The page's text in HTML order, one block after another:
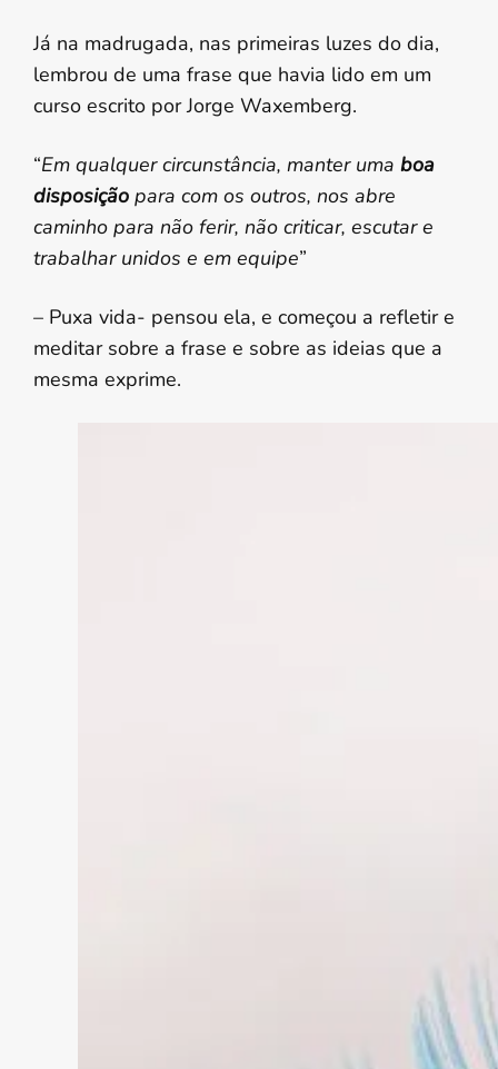
Já na madrugada, nas primeiras luzes do dia,
lembrou de uma frase que havia lido em um
curso escrito por Jorge Waxemberg.
“Em qualquer circunstância, manter uma boa
disposição para com os outros, nos abre
caminho para não ferir, não criticar, escutar e
trabalhar unidos e em equipe”
– Puxa vida- pensou ela, e começou a refletir e
meditar sobre a frase e sobre as ideias que a
mesma exprime.